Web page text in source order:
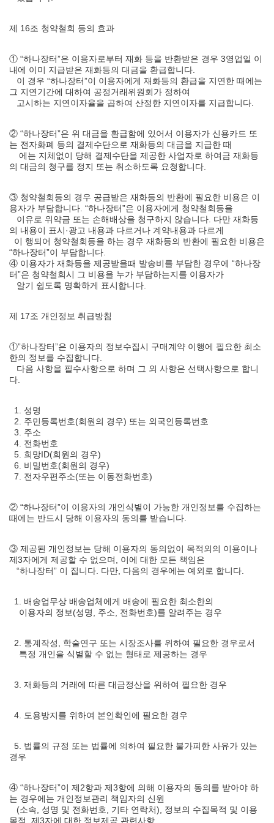
제 16조 청약철회 등의 효과
① “하나장터”은 이용자로부터 재화 등을 반환받은 경우 3영업일 이
내에 이미 지급받은 재화등의 대금을 환급합니다.
이 경우 “하나장터”이 이용자에게 재화등의 환급을 지연한 때에는
그 지연기간에 대하여 공정거래위원회가 정하여
고시하는 지연이자율을 곱하여 산정한 지연이자를 지급합니다.
② “하나장터”은 위 대금을 환급함에 있어서 이용자가 신용카드 또
는 전자화폐 등의 결제수단으로 재화등의 대금을 지급한 때
에는 지체없이 당해 결제수단을 제공한 사업자로 하여금 재화등
의 대금의 청구를 정지 또는 취소하도록 요청합니다.
③ 청약철회등의 경우 공급받은 재화등의 반환에 필요한 비용은 이
용자가 부담합니다. “하나장터”은 이용자에게 청약철회등을
이유로 위약금 또는 손해배상을 청구하지 않습니다. 다만 재화등
의 내용이 표시·광고 내용과 다르거나 계약내용과 다르게
이 행되어 청약철회등을 하는 경우 재화등의 반환에 필요한 비용은
“하나장터”이 부담합니다.
④ 이용자가 재화등을 제공받을때 발송비를 부담한 경우에 “하나장
터”은 청약철회시 그 비용을 누가 부담하는지를 이용자가
알기 쉽도록 명확하게 표시합니다.
제 17조 개인정보 취급방침
①”하나장터”은 이용자의 정보수집시 구매계약 이행에 필요한 최소
한의 정보를 수집합니다.
다음 사항을 필수사항으로 하며 그 외 사항은 선택사항으로 합니
다.
1. 성명
2. 주민등록번호(회원의 경우) 또는 외국인등록번호
3. 주소
4. 전화번호
5. 희망ID(회원의 경우)
6. 비밀번호(회원의 경우)
7. 전자우편주소(또는 이동전화번호)
② “하나장터”이 이용자의 개인식별이 가능한 개인정보를 수집하는
때에는 반드시 당해 이용자의 동의를 받습니다.
③ 제공된 개인정보는 당해 이용자의 동의없이 목적외의 이용이나
제3자에게 제공할 수 없으며, 이에 대한 모든 책임은
“하나장터” 이 집니다. 다만, 다음의 경우에는 예외로 합니다.
1. 배송업무상 배송업체에게 배송에 필요한 최소한의
이용자의 정보(성명, 주소, 전화번호)를 알려주는 경우
2. 통계작성, 학술연구 또는 시장조사를 위하여 필요한 경우로서
특정 개인을 식별할 수 없는 형태로 제공하는 경우
3. 재화등의 거래에 따른 대금정산을 위하여 필요한 경우
4. 도용방지를 위하여 본인확인에 필요한 경우
5. 법률의 규정 또는 법률에 의하여 필요한 불가피한 사유가 있는
경우
④ “하나장터”이 제2항과 제3항에 의해 이용자의 동의를 받아야 하
는 경우에는 개인정보관리 책임자의 신원
(소속, 성명 및 전화번호, 기타 연락처), 정보의 수집목적 및 이용
목적, 제3자에 대한 정보제공 관련사항